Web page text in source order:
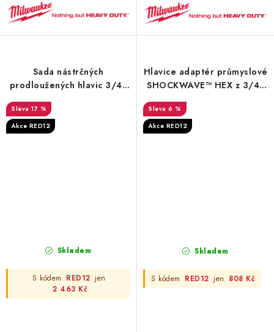
Sada nástrčných
prodloužených hlavic 3/4"
Milwaukee pro nákladní
automobily a autobusy (5
17 %
Akce RED12
Skladem
S kódem RED12 jen
2 463 Kč
Hlavice adaptér průmyslové
SHOCKWAVE™ HEX z 3/4"
6 %
Akce RED12
Skladem
S kódem RED12 jen 808 Kč